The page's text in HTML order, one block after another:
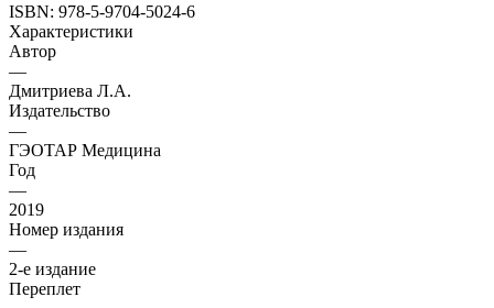
ISBN: 978-5-9704-5024-6
Характеристики
Автор
—
Дмитриева Л.А.
Издательство
—
ГЭОТАР Медицина
Год
—
2019
Номер издания
—
2-е издание
Переплет